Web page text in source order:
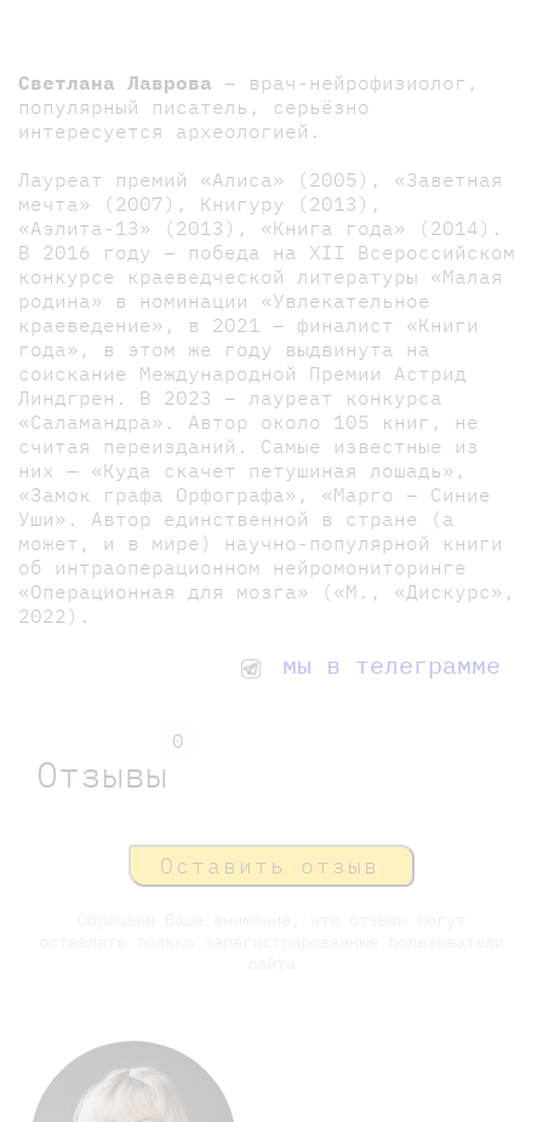
Светлана Лаврова – врач-нейрофизиолог,
популярный писатель, серьёзно
интересуется археологией.
Лауреат премий «Алиса» (2005), «Заветная
мечта» (2007), Книгуру (2013),
«Аэлита-13» (2013), «Книга года» (2014).
В 2016 году – победа на XII Всероссийском
конкурсе краеведческой литературы «Малая
родина» в номинации «Увлекательное
краеведение», в 2021 – финалист «Книги
года», в этом же году выдвинута на
соискание Международной Премии Астрид
Линдгрен. В 2023 – лауреат конкурса
«Саламандра». Автор около 105 книг, не
считая переизданий. Самые известные из
них — «Куда скачет петушиная лошадь»,
«Замок графа Орфографа», «Марго – Синие
Уши». Автор единственной в стране (а
может, и в мире) научно-популярной книги
об интраоперационном нейромониторинге
«Операционная для мозга» («М., «Дискурс»,
2022).
мы в телеграмме
Отзывы
0
Оставить отзыв